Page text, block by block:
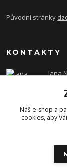
Původní stránky
KONTAKTY
Jana
Náš e-shop a
cookies, aby